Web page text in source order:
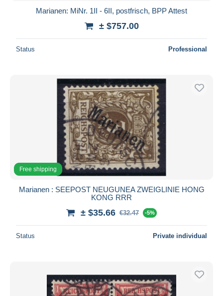
Marianen: MiNr. 1II - 6II, postfrisch, BPP Attest
± $757.00
Status Professional
Free shipping
Marianen : SEEPOST NEUGUNEA ZWEIGLINIE HONG
KONG RRR
± $35.66 €32.47 -5%
Status Private individual